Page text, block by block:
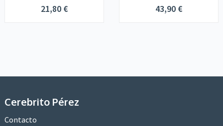
21,80 € 43,90 €
Cerebrito Pérez
Contacto